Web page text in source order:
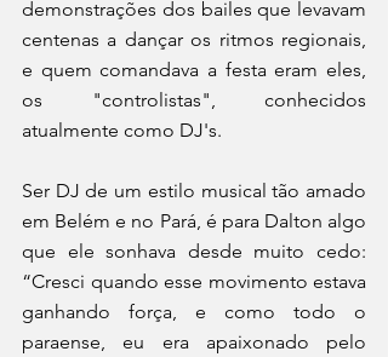
demonstrações dos bailes que levavam
centenas a dançar os ritmos regionais,
e quem comandava a festa eram eles,
os "controlistas", conhecidos
atualmente como DJ's.
Ser DJ de um estilo musical tão amado
em Belém e no Pará, é para Dalton algo
que ele sonhava desde muito cedo:
“Cresci quando esse movimento estava
ganhando força, e como todo o
paraense, eu era apaixonado pelo